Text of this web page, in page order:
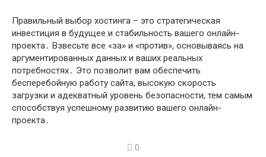
Правильный выбор хостинга – это стратегическая
инвестиция в будущее и стабильность вашего онлайн-
проекта․ Взвесьте все «за» и «против», основываясь на
аргументированных данных и ваших реальных
потребностях․ Это позволит вам обеспечить
бесперебойную работу сайта, высокую скорость
загрузки и адекватный уровень безопасности, тем самым
способствуя успешному развитию вашего онлайн-
проекта․
0